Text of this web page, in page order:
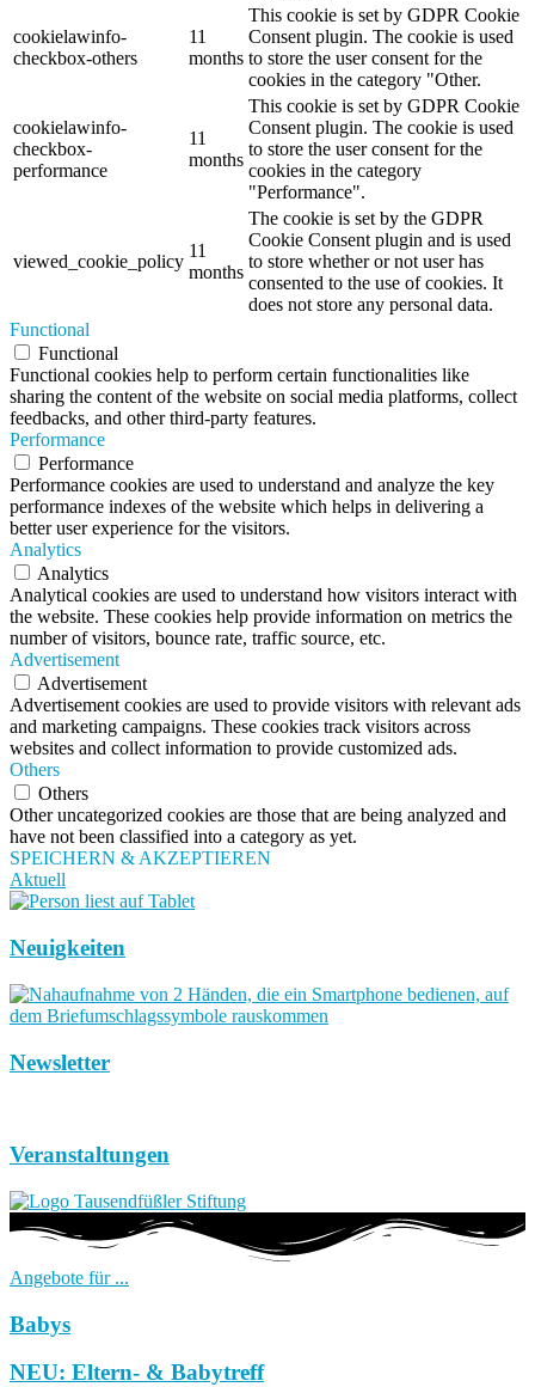
cookielawinfo-
checkbox-others
11
months
This cookie is set by GDPR Cookie
Consent plugin. The cookie is used
to store the user consent for the
cookies in the category "Other.
cookielawinfo-
checkbox-
performance
11
months
This cookie is set by GDPR Cookie
Consent plugin. The cookie is used
to store the user consent for the
cookies in the category
"Performance".
viewed_cookie_policy
11
months
The cookie is set by the GDPR
Cookie Consent plugin and is used
to store whether or not user has
consented to the use of cookies. It
does not store any personal data.
Functional
Functional
Functional cookies help to perform certain functionalities like
sharing the content of the website on social media platforms, collect
feedbacks, and other third-party features.
Performance
Performance
Performance cookies are used to understand and analyze the key
performance indexes of the website which helps in delivering a
better user experience for the visitors.
Analytics
Analytics
Analytical cookies are used to understand how visitors interact with
the website. These cookies help provide information on metrics the
number of visitors, bounce rate, traffic source, etc.
Advertisement
Advertisement
Advertisement cookies are used to provide visitors with relevant ads
and marketing campaigns. These cookies track visitors across
websites and collect information to provide customized ads.
Others
Others
Other uncategorized cookies are those that are being analyzed and
have not been classified into a category as yet.
SPEICHERN & AKZEPTIEREN
Aktuell
Neuigkeiten
Newsletter
Veranstaltungen
Angebote für ...
Babys
NEU: Eltern- & Babytreff